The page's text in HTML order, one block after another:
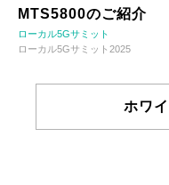
MTS5800のご紹介
ローカル5Gサミット
ローカル5Gサミット2025
ホワ